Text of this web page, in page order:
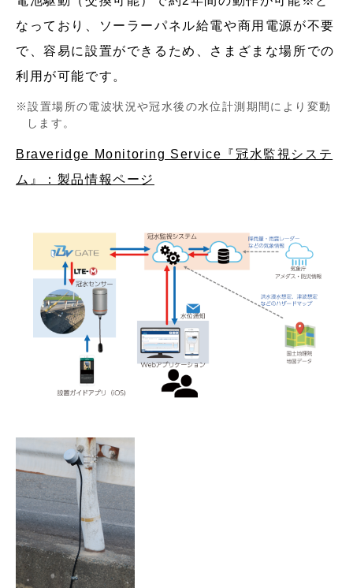
なっており、ソーラーパネル給電や商用電源が不要
で、容易に設置ができるため、さまざまな場所での
利用が可能です。
設置場所の電波状況や冠水後の水位計測期間により変動
します。
Braveridge Monitoring Service『冠水監視システ
ム』：製品情報ページ